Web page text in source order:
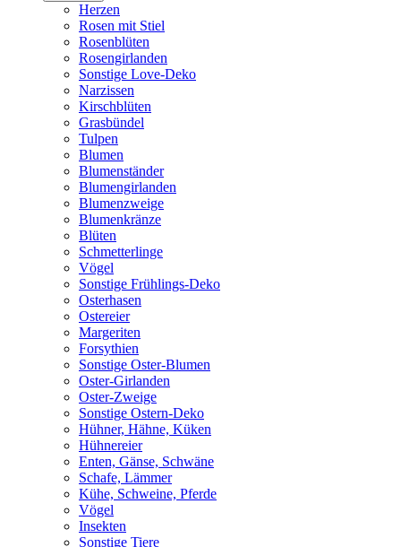
Herzen
Rosen mit Stiel
Rosenblüten
Rosengirlanden
Sonstige Love-Deko
Narzissen
Kirschblüten
Grasbündel
Tulpen
Blumen
Blumenständer
Blumengirlanden
Blumenzweige
Blumenkränze
Blüten
Schmetterlinge
Vögel
Sonstige Frühlings-Deko
Osterhasen
Ostereier
Margeriten
Forsythien
Sonstige Oster-Blumen
Oster-Girlanden
Oster-Zweige
Sonstige Ostern-Deko
Hühner, Hähne, Küken
Hühnereier
Enten, Gänse, Schwäne
Schafe, Lämmer
Kühe, Schweine, Pferde
Vögel
Insekten
Sonstige Tiere